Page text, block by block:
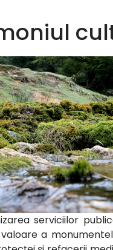
serviciilor
a